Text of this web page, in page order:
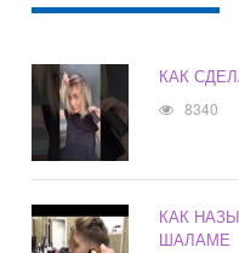
КАК
8340
КАК
ШАЛАМЕ